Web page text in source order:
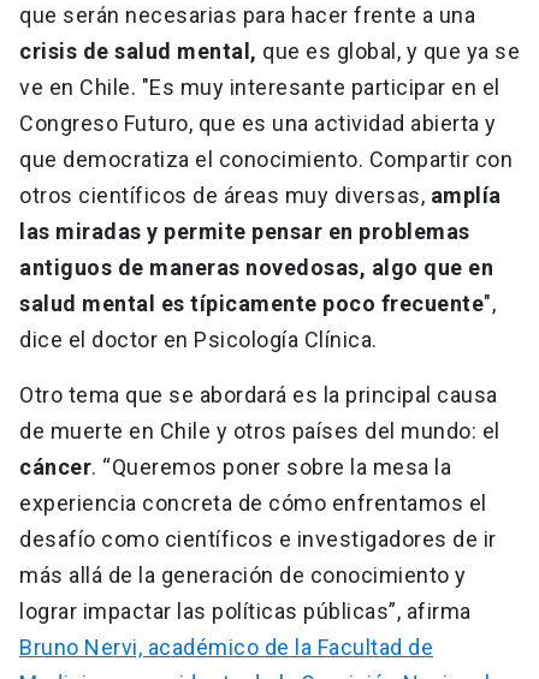
que serán necesarias para hacer frente a una
crisis de salud mental, que es global, y que ya se
ve en Chile. "Es muy interesante participar en el
Congreso Futuro, que es una actividad abierta y
que democratiza el conocimiento. Compartir con
otros científicos de áreas muy diversas, amplía
las miradas y permite pensar en problemas
antiguos de maneras novedosas, algo que en
salud mental es típicamente poco frecuente",
dice el doctor en Psicología Clínica.
Otro tema que se abordará es la principal causa
de muerte en Chile y otros países del mundo: el
cáncer. “Queremos poner sobre la mesa la
experiencia concreta de cómo enfrentamos el
desafío como científicos e investigadores de ir
más allá de la generación de conocimiento y
lograr impactar las políticas públicas”, afirma
Bruno Nervi, académico de la Facultad de